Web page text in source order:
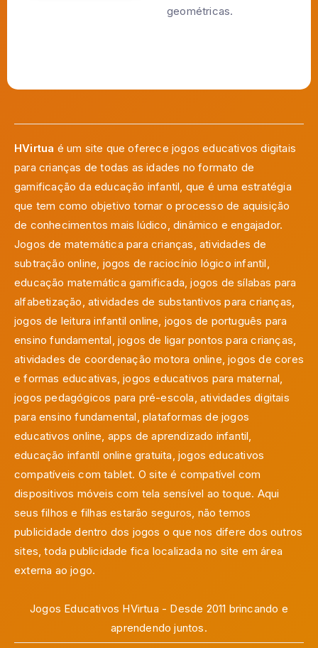
geométricas.
HVirtua é um site que oferece jogos educativos digitais
para crianças de todas as idades no formato de
gamificação da educação infantil, que é uma estratégia
que tem como objetivo tornar o processo de aquisição
de conhecimentos mais lúdico, dinâmico e engajador.
Jogos de matemática para crianças, atividades de
subtração online, jogos de raciocínio lógico infantil,
educação matemática gamificada, jogos de sílabas para
alfabetização, atividades de substantivos para crianças,
jogos de leitura infantil online, jogos de português para
ensino fundamental, jogos de ligar pontos para crianças,
atividades de coordenação motora online, jogos de cores
e formas educativas, jogos educativos para maternal,
jogos pedagógicos para pré-escola, atividades digitais
para ensino fundamental, plataformas de jogos
educativos online, apps de aprendizado infantil,
educação infantil online gratuita, jogos educativos
compatíveis com tablet. O site é compatível com
dispositivos móveis com tela sensível ao toque. Aqui
seus filhos e filhas estarão seguros, não temos
publicidade dentro dos jogos o que nos difere dos outros
sites, toda publicidade fica localizada no site em área
externa ao jogo.
Jogos Educativos HVirtua - Desde 2011 brincando e
aprendendo juntos.